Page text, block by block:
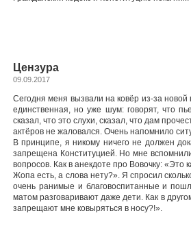
Цензура
09.09.2017
Сегодня меня вызвали на ковёр из-за
единственная, но уже шум: говорят, что
сказал, что это слухи, сказал, что дам
актёров не жаловался. Очень напомнило
В принципе, я никому ничего не должен
запрещена Конституцией. Но мне
вопросов. Как в анекдоте про Вовочку: «Это
Жопа есть, а слова нету?». Я спросил
очень ранимые и благовоспитанные и
матом разговаривают даже дети. Как в
запрещают мне ковыряться в носу?!».